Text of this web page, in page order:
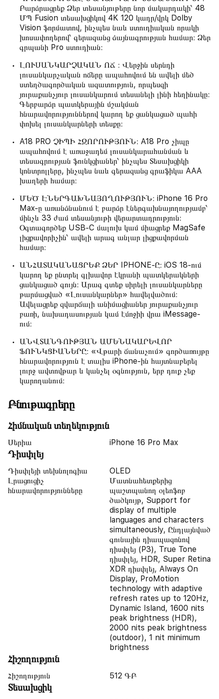
Բարձրացրեք Ձեր տեսանյութերը նոր մակարդակի՝ 48
ՄՊ Fusion տեսախցիկով 4K 120 կադր/վրկ Dolby
Vision ֆորմատով, ինչպես նաև ստուդիական որակի
խոսափողերով՝ գերազանց ձայնագրության համար։ Ձեր
գրպանի Pro ստուդիան։
ԼՈՒՍԱՆԿԱՐՉԱԿԱՆ ՈՃ ։ Վերջին սերնդի
լուսանկարչական ոճերը ապահովում են ավելի մեծ
ստեղծագործական ազատություն, որպեսզի
յուրաքանչյուր լուսանկարում տեսանելի լինի հեղինակը։
Գերբարձր պատկերային մշակման
հնարավորություններով կարող եք ցանկացած պահի
փոխել լուսանկարների տեսքը։
A18 PRO ՉԻՊԻ ՀԶՈՐՈՒԹՅՈՒՆ։ A18 Pro չիպը
ապահովում է առաջադեմ լուսանկարահանման և
տեսագրության ֆունկցիաներ՝ ինչպես Տեսախցիկի
կոնտրոլլերը, ինչպես նաև գերազանց գրաֆիկա AAA
խաղերի համար։
ՄԵԾ ԷՆԵՐԳԱԽՆԱՅՈՂՈՒԹՅՈՒՆ։ iPhone 16 Pro
Max-ը առանձնանում է բարձր էներգախնայողությամբ՝
մինչև 33 ժամ տեսանյութի վերարտադրություն։
Օգտագործեք USB‑C մալուխ կամ միացրեք MagSafe
լիցքավորիչին՝ ավելի արագ անլար լիցքավորման
համար։
ԱՆՀԱՏԱԿԱՆԱՑՐԵՔ ՁԵՐ IPHONE-Ը։ iOS 18-ում
կարող եք ընտրել գլխավոր էկրանի պատկերակների
ցանկացած գույն։ Արագ գտեք սիրելի լուսանկարները
թարմացված «Լուսանկարներ» հավելվածում։
Ավելացրեք զվարճալի անիմացիաներ յուրաքանչյուր
բառի, նախադասության կամ էմոջիի վրա iMessage-
ում։
ԱՆՎՏԱՆԳՈՒԹՅԱՆ ԱՄԵՆԱԿԱՐԵՎՈՐ
ՖՈՒՆԿՑԻԱՆԵՐԸ։ «Վթարի ճանաչում» գործառույթը
հնարավորություն է տալիս iPhone-ին հայտնաբերել
լուրջ ավտովթար և կանչել օգնություն, երբ դուք չեք
կարողանում։
Բնութագրերը
Հիմնական տեղեկություն
Սերիա iPhone 16 Pro Max
Դիսփլեյ
Դիսփլեյի տեխնոլոգիա
OLED
Լրացուցիչ
հնարավորությունները
Մատնահետքերից
պաշտպանող օլեոֆոբ
ծածկույթ, Support for
display of multiple
languages and characters
simultaneously, Ընդլայնված
գունային դիապազոնով
դիսփլեյ (P3), True Tone
դիսփլեյ, HDR, Super Retina
XDR դիսփլեյ, Always On
Display, ProMotion
technology with adaptive
refresh rates up to 120Hz,
Dynamic Island, 1600 nits
peak brightness (HDR),
2000 nits peak brightness
(outdoor), 1 nit minimum
brightness
Հիշողություն
Հիշողություն 512 ԳԲ
Տեսախցիկ